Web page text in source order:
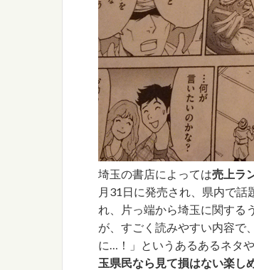
埼玉の書店によっては売上ラ
月31日に発売され、県内で
れ、片っ端から埼玉に関する
が、すごく読みやすい内容で
に…！」というあるあるネタ
玉県民なら見て損はない楽し